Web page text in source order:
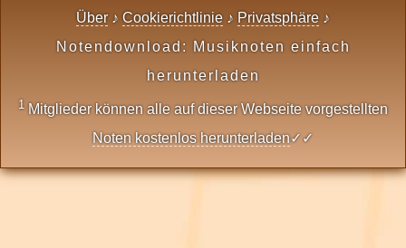
Über ♪ Cookierichtlinie ♪ Privatsphäre ♪
Notendownload: Musiknoten einfach
herunterladen
1 Mitglieder können alle auf dieser Webseite vorgestellten
Noten kostenlos herunterladen✓✓